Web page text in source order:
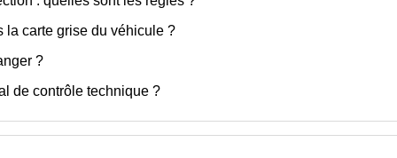
la carte grise du véhicule ?
?
de contrôle technique ?